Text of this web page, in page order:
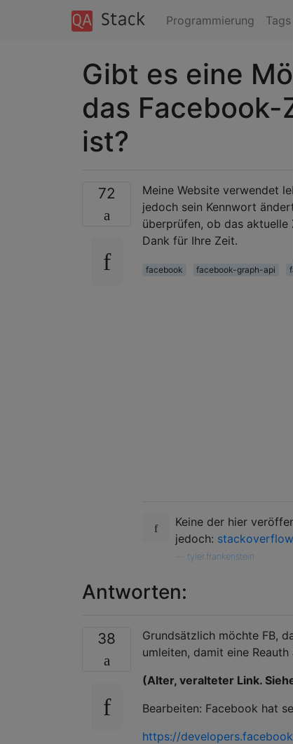
Programmierung Tags
Gibt es eine
das
ist?
72 Meine Website verwendet
jedoch sein Kennwort
überprüfen, ob das
Dank für Ihre Zeit.
facebook facebook-graph-api
Keine der hier
jedoch:
tyler.frankenstein
Antworten:
38
Grundsätzlich möchte FB,
umleiten, damit eine
(Alter, veralteter Link.
Bearbeiten: Facebook hat
https://